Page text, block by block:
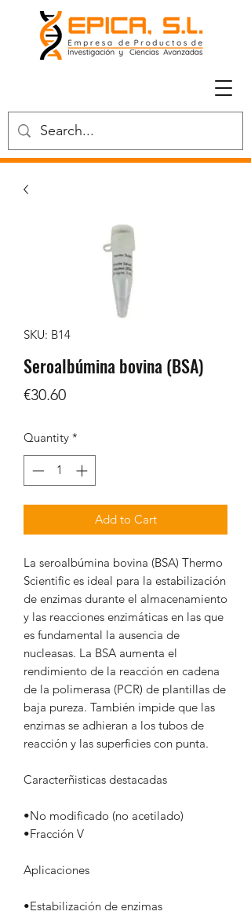
SKU: B14
Seroalbúmina bovina (BSA)
€30.60Price
Quantity *
Add to Cart
La seroalbúmina bovina (BSA) Thermo
Scientific es ideal para la estabilización
de enzimas durante el almacenamiento
y las reacciones enzimáticas en las que
es fundamental la ausencia de
nucleasas. La BSA aumenta el
rendimiento de la reacción en cadena
de la polimerasa (PCR) de plantillas de
baja pureza. También impide que las
enzimas se adhieran a los tubos de
reacción y las superficies con punta.
Caracterñisticas destacadas
•No modificado (no acetilado)
•Fracción V
Aplicaciones
•Estabilización de enzimas